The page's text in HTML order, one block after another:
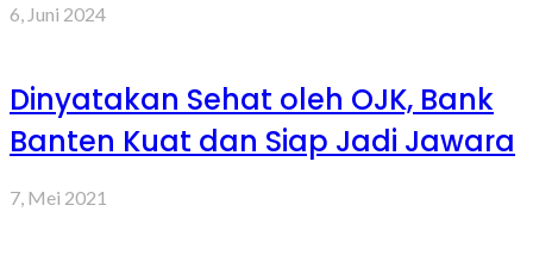
6, Juni 2024
Dinyatakan Sehat oleh OJK, Bank
Banten Kuat dan Siap Jadi Jawara
7, Mei 2021